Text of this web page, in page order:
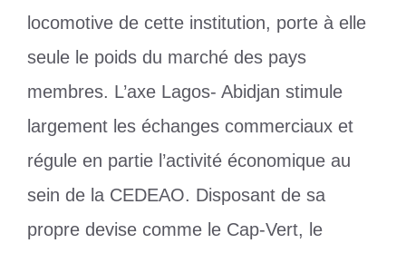
locomotive de cette institution, porte à elle
seule le poids du marché des pays
membres. L’axe Lagos- Abidjan stimule
largement les échanges commerciaux et
régule en partie l’activité économique au
sein de la CEDEAO. Disposant de sa
propre devise comme le Cap-Vert, le